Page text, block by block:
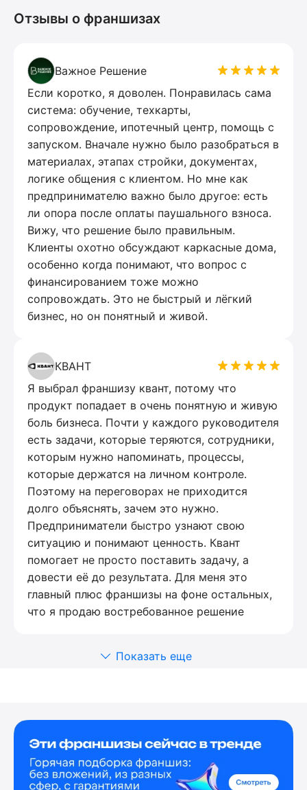
Отзывы о франшизах
Важное Решение
Если коротко, я доволен. Понравилась сама
система: обучение, техкарты,
сопровождение, ипотечный центр, помощь с
запуском. Вначале нужно было разобраться в
материалах, этапах стройки, документах,
логике общения с клиентом. Но мне как
предпринимателю важно было другое: есть
ли опора после оплаты паушального взноса.
Вижу, что решение было правильным.
Клиенты охотно обсуждают каркасные дома,
особенно когда понимают, что вопрос с
финансированием тоже можно
сопровождать. Это не быстрый и лёгкий
бизнес, но он понятный и живой.
КВАНТ
Я выбрал франшизу квант, потому что
продукт попадает в очень понятную и живую
боль бизнеса. Почти у каждого руководителя
есть задачи, которые теряются, сотрудники,
которым нужно напоминать, процессы,
которые держатся на личном контроле.
Поэтому на переговорах не приходится
долго объяснять, зачем это нужно.
Предприниматели быстро узнают свою
ситуацию и понимают ценность. Квант
помогает не просто поставить задачу, а
довести её до результата. Для меня это
главный плюс франшизы на фоне остальных,
что я продаю востребованное решение
Показать еще